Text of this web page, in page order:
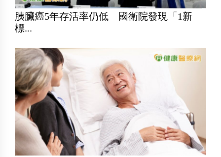
胰臟癌5年存活率仍低 國衛院發現「1新
標...